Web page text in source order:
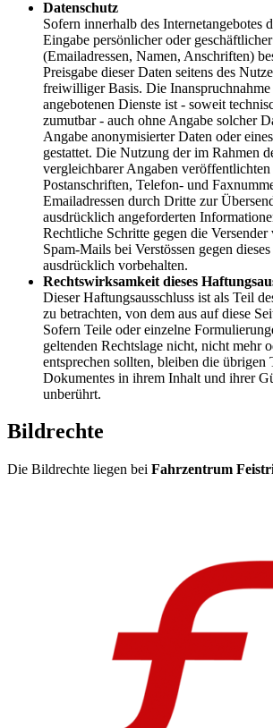
Datenschutz
Sofern innerhalb des Internetangebotes
Eingabe persönlicher oder
(Emailadressen, Namen, Anschriften)
Preisgabe dieser Daten seitens des
freiwilliger Basis. Die
angebotenen Dienste ist - soweit
zumutbar - auch ohne Angabe solcher
Angabe anonymisierter Daten oder
gestattet. Die Nutzung der im Rahmen
vergleichbarer Angaben
Postanschriften, Telefon- und
Emailadressen durch Dritte zur
ausdrücklich angeforderten
Rechtliche Schritte gegen die Versender
Spam-Mails bei Verstössen gegen
ausdrücklich vorbehalten.
Rechtswirksamkeit dieses
Dieser Haftungsausschluss ist als Teil
zu betrachten, von dem aus auf diese
Sofern Teile oder einzelne
geltenden Rechtslage nicht, nicht mehr
entsprechen sollten, bleiben die übrigen
Dokumentes in ihrem Inhalt und ihrer
unberührt.
Bildrechte
Die Bildrechte liegen bei Fahrzentrum